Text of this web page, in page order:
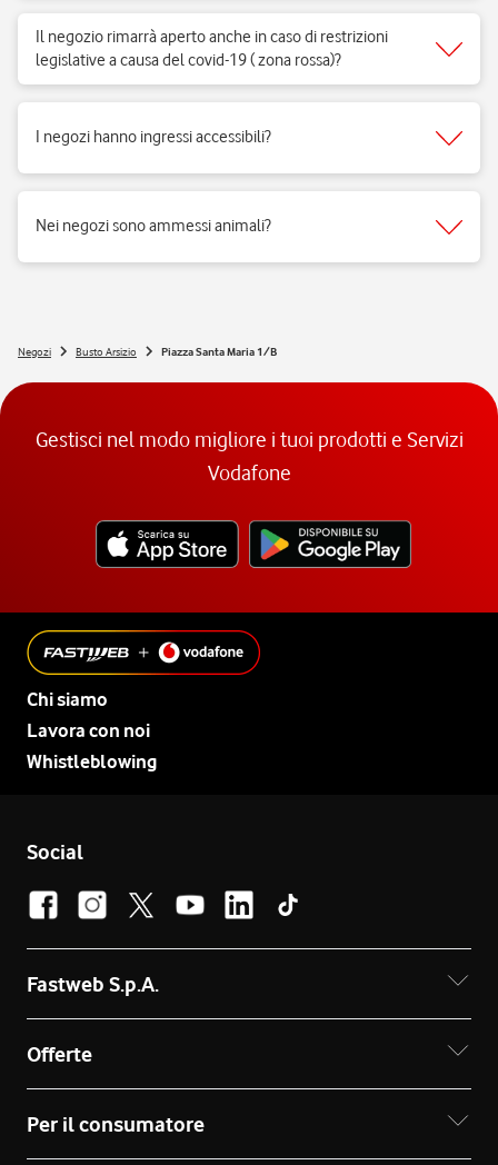
Il negozio rimarrà aperto anche in caso di restrizioni
legislative a causa del covid-19 ( zona rossa)?
I negozi hanno ingressi accessibili?
Nei negozi sono ammessi animali?
Negozi Busto Arsizio Piazza Santa Maria 1/B
Gestisci nel modo migliore i tuoi prodotti e Servizi
Vodafone
Chi siamo
Lavora con noi
Whistleblowing
Social
Fastweb S.p.A.
Offerte
Per il consumatore